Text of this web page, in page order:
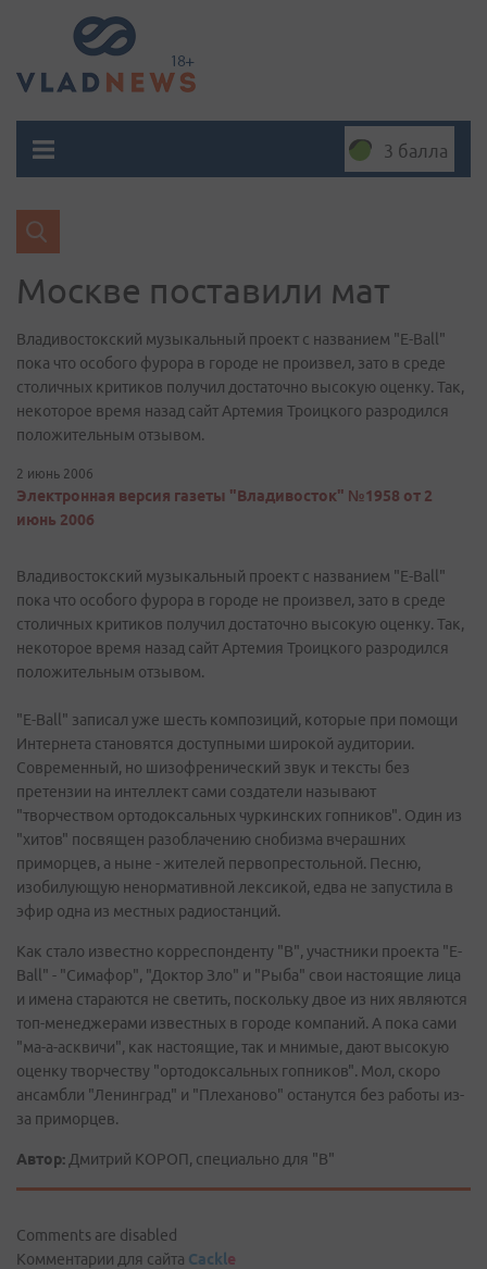
3 балла
Москве поставили мат
Владивостокский музыкальный проект с названием "Е-Ball"
пока что особого фурора в городе не произвел, зато в среде
столичных критиков получил достаточно высокую оценку. Так,
некоторое время назад сайт Артемия Троицкого разродился
положительным отзывом.
2 июнь 2006
Электронная версия газеты "Владивосток" №1958 от 2
июнь 2006
Владивостокский музыкальный проект с названием "Е-Ball"
пока что особого фурора в городе не произвел, зато в среде
столичных критиков получил достаточно высокую оценку. Так,
некоторое время назад сайт Артемия Троицкого разродился
положительным отзывом.
"E-Ball" записал уже шесть композиций, которые при помощи
Интернета становятся доступными широкой аудитории.
Современный, но шизофренический звук и тексты без
претензии на интеллект сами создатели называют
"творчеством ортодоксальных чуркинских гопников". Один из
"хитов" посвящен разоблачению снобизма вчерашних
приморцев, а ныне - жителей первопрестольной. Песню,
изобилующую ненормативной лексикой, едва не запустила в
эфир одна из местных радиостанций.
Как стало известно корреспонденту "В", участники проекта "E-
Ball" - "Симафор", "Доктор Зло" и "Рыба" свои настоящие лица
и имена стараются не светить, поскольку двое из них являются
топ-менеджерами известных в городе компаний. А пока сами
"ма-а-асквичи", как настоящие, так и мнимые, дают высокую
оценку творчеству "ортодоксальных гопников". Мол, скоро
ансамбли "Ленинград" и "Плеханово" останутся без работы из-
за приморцев.
Автор: Дмитрий КОРОП, специально для "В"
Comments are disabled
Комментарии для сайта Cackle